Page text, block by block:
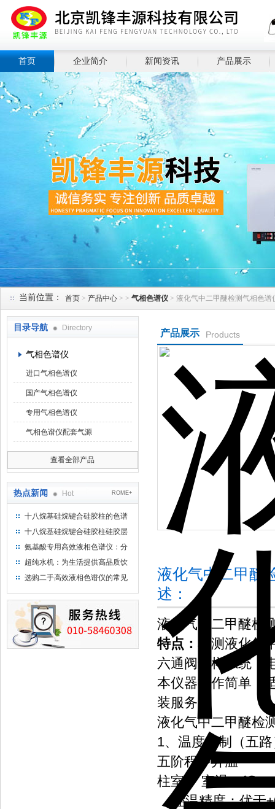
首页 企业简介 新闻资讯 产品展示
当前位置： 首页 > 产品中心 > > 气相色谱仪 > 液化气中二甲醚检测气相色
目录导航 Directory
气相色谱仪
进口气相色谱仪
国产气相色谱仪
专用气相色谱仪
气相色谱仪配套气源
查看全部产品
热点新闻 Hot ROME+
十八烷基硅烷键合硅胶柱的色谱
方法浅述
十八烷基硅烷键合硅胶柱硅胶层
析时如何装柱
氨基酸专用高效液相色谱仪：分
析氨基酸的仪器
超纯水机：为生活提供高品质饮
用水
选购二手高效液相色谱仪的常见
产品展示 Products
液化气中二甲醚
述：
液化气中二甲醚检
特点： 检测液化气
六通阀进样系统，
本仪器操作简单，
装服务。
液化气中二甲醚检
1、温度控制（五
五阶程序升温
柱室： 室温15℃～
控温精度：优于